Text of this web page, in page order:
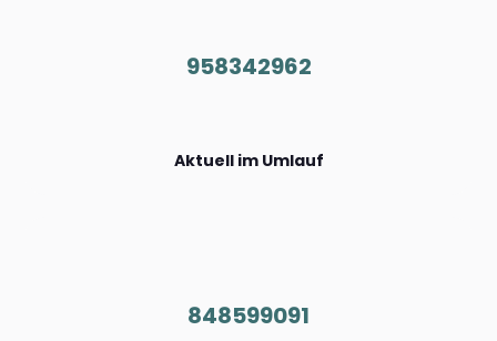
958342962
Aktuell im Umlauf
848599091